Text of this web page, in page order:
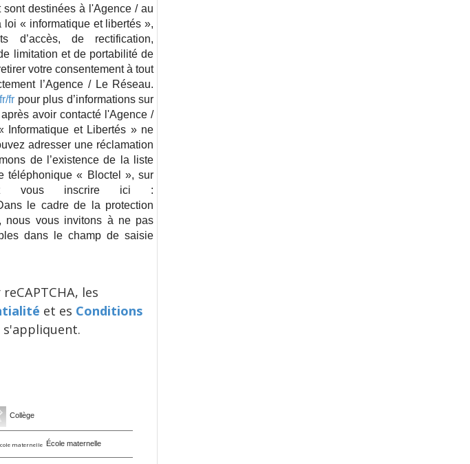
destinées à l'Agence / au
« informatique et libertés »,
d’accès, de rectification,
limitation et de portabilité de
votre consentement à tout
l’Agence / Le Réseau.
frpour plus d’informations sur
avoir contacté l'Agence /
Informatique et Libertés » ne
adresser une réclamation
de l’existence de la liste
téléphonique « Bloctel », sur
vous inscrire ici :
le cadre de la protection
nous vous invitons à ne pas
dans le champ de saisie
les
et es Conditions
s'appliquent.
Collège
École maternelle